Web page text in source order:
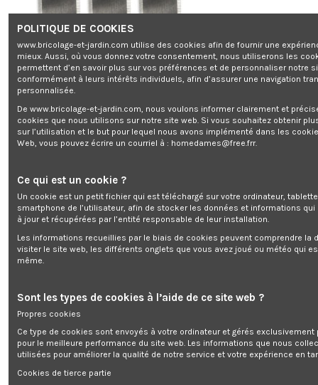
Lot de 9 lames pour robot tondeuse
Marque: GARDEO Pro
0,00 €
TTC
Lot de 9 lames pour robot tondeuse
POLITIQUE DE COOKIES
www.bricolage-et-jardin.com utilise des cookies afin de fournir une
mieux. Aussi, où vous donnez votre consentement, nous utiliserons les
permettent d’en savoir plus sur vos préférences et de personnaliser notre
conformément à leurs intérêts individuels, afin d’assurer une navigation
personnalisée.
De www.bricolage-et-jardin.com, nous voulons informer clairement et
cookies que nous utilisons sur notre site web. Si vous souhaitez obtenir
sur l’utilisation et le but pour lequel nous avons implémenté dans les
Web, vous pouvez écrire un courriel à : homedames@free.frr.
Ce qui est un cookie ?
Un cookie est un petit fichier qui est téléchargé sur votre ordinateur,
smartphone de l’utilisateur, afin de stocker les données et informations
à jour et récupérées par l’entité responsable de leur installation.
Les informations recueillies par le biais de cookies peuvent comprendre la
visiter le site web, les différents onglets que vous avez joué ou météo qui
même.
Sont les types de cookies à l’aide de ce site web ?
Propres cookies
Ce type de cookies sont envoyés à votre ordinateur et gérés exclusivement
pour le meilleure performance du site web. Les informations que nous
utilisées pour améliorer la qualité de notre service et votre expérience en
Cookies de tierce partie